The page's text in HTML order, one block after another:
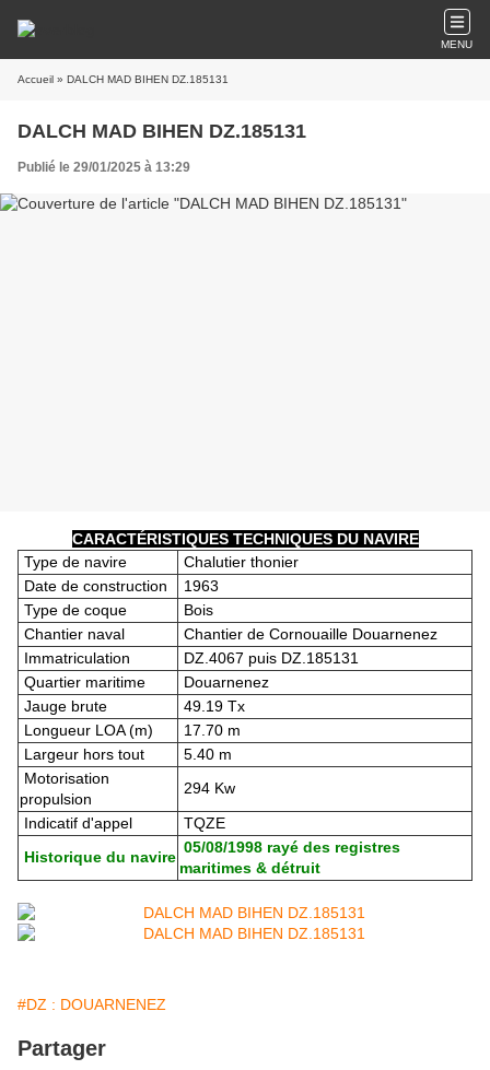
MENU
Accueil » DALCH MAD BIHEN DZ.185131
DALCH MAD BIHEN DZ.185131
Publié le 29/01/2025 à 13:29
CARACTÉRISTIQUES TECHNIQUES DU NAVIRE
Type de navire
Chalutier thonier
Date de construction
1963
Type de coque
Bois
Chantier naval
Chantier de Cornouaille Douarnenez
Immatriculation
DZ.4067 puis DZ.185131
Quartier maritime
Douarnenez
Jauge brute
49.19 Tx
Longueur LOA (m)
17.70 m
Largeur hors tout
5.40 m
Motorisation
propulsion
294 Kw
Indicatif d'appel
TQZE
Historique du navire
05/08/1998 rayé des registres
maritimes & détruit
#DZ : DOUARNENEZ
Partager